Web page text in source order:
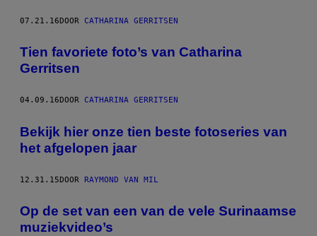
07.21.16DOOR CATHARINA GERRITSEN
Tien favoriete foto’s van Catharina
Gerritsen
04.09.16 DOOR CATHARINA GERRITSEN
Bekijk hier onze tien beste fotoseries van
het afgelopen jaar
12.31.15DOOR RAYMOND VAN MIL
Op de set van een van de vele Surinaamse
muziekvideo’s